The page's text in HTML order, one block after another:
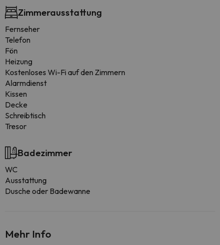
Zimmerausstattung
Fernseher
Telefon
Fön
Heizung
Kostenloses Wi-Fi auf den Zimmern
Alarmdienst
Kissen
Decke
Schreibtisch
Tresor
Badezimmer
WC
Ausstattung
Dusche oder Badewanne
Mehr Info